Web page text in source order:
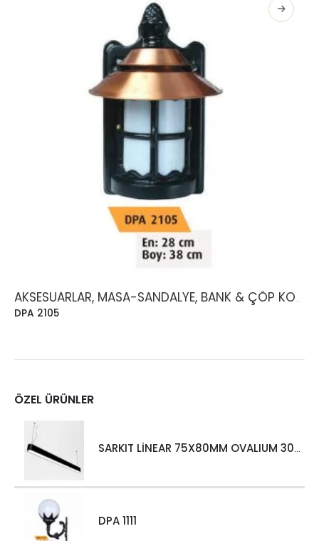
DPA 2105
ÖZEL ÜRÜNLER
SARKIT LİNEAR 75X80MM OVALIUM 30W 4000 LM MT
DPA 1111